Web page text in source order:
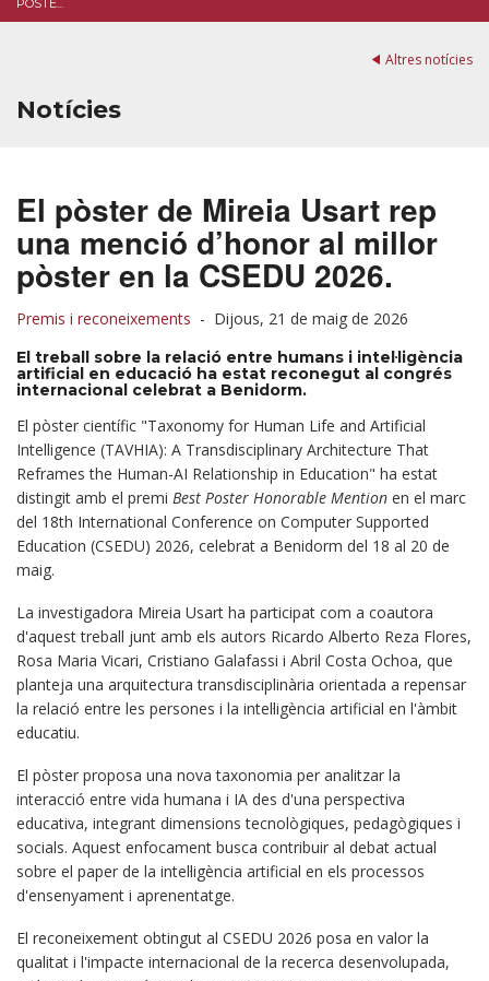
PÒSTE...
Altres notícies
Notícies
El pòster de Mireia Usart rep
una menció d’honor al millor
pòster en la CSEDU 2026.
Premis i reconeixements - Dijous, 21 de maig de 2026
El treball sobre la relació entre humans i intel·ligència
artificial en educació ha estat reconegut al congrés
internacional celebrat a Benidorm.
El pòster científic "Taxonomy for Human Life and Artificial
Intelligence (TAVHIA): A Transdisciplinary Architecture That
Reframes the Human-AI Relationship in Education" ha estat
distingit amb el premi Best Poster Honorable Mention en el marc
del 18th International Conference on Computer Supported
Education (CSEDU) 2026, celebrat a Benidorm del 18 al 20 de
maig.
La investigadora Mireia Usart ha participat com a coautora
d'aquest treball junt amb els autors Ricardo Alberto Reza Flores,
Rosa Maria Vicari, Cristiano Galafassi i Abril Costa Ochoa, que
planteja una arquitectura transdisciplinària orientada a repensar
la relació entre les persones i la intel·ligència artificial en l'àmbit
educatiu.
El pòster proposa una nova taxonomia per analitzar la
interacció entre vida humana i IA des d'una perspectiva
educativa, integrant dimensions tecnològiques, pedagògiques i
socials. Aquest enfocament busca contribuir al debat actual
sobre el paper de la intel·ligència artificial en els processos
d'ensenyament i aprenentatge.
El reconeixement obtingut al CSEDU 2026 posa en valor la
qualitat i l'impacte internacional de la recerca desenvolupada,